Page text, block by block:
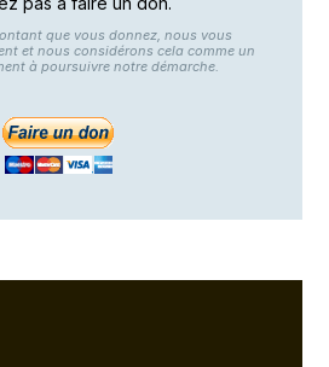
que vous donnez, nous vous
et nous considérons cela comme un
à poursuivre notre démarche.